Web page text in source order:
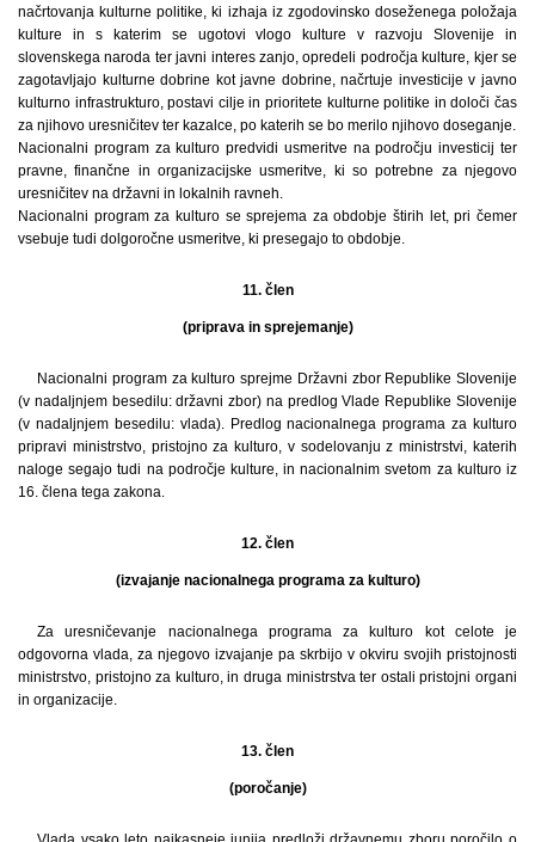
načrtovanja kulturne politike, ki izhaja iz zgodovinsko doseženega položaja
kulture in s katerim se ugotovi vlogo kulture v razvoju Slovenije in
slovenskega naroda ter javni interes zanjo, opredeli področja kulture, kjer se
zagotavljajo kulturne dobrine kot javne dobrine, načrtuje investicije v javno
kulturno infrastrukturo, postavi cilje in prioritete kulturne politike in določi čas
za njihovo uresničitev ter kazalce, po katerih se bo merilo njihovo doseganje.
Nacionalni program za kulturo predvidi usmeritve na področju investicij ter
pravne, finančne in organizacijske usmeritve, ki so potrebne za njegovo
uresničitev na državni in lokalnih ravneh.
Nacionalni program za kulturo se sprejema za obdobje štirih let, pri čemer
vsebuje tudi dolgoročne usmeritve, ki presegajo to obdobje.
11. člen
(priprava in sprejemanje)
Nacionalni program za kulturo sprejme Državni zbor Republike Slovenije
(v nadaljnjem besedilu: državni zbor) na predlog Vlade Republike Slovenije
(v nadaljnjem besedilu: vlada). Predlog nacionalnega programa za kulturo
pripravi ministrstvo, pristojno za kulturo, v sodelovanju z ministrstvi, katerih
naloge segajo tudi na področje kulture, in nacionalnim svetom za kulturo iz
16. člena tega zakona.
12. člen
(izvajanje nacionalnega programa za kulturo)
Za uresničevanje nacionalnega programa za kulturo kot celote je
odgovorna vlada, za njegovo izvajanje pa skrbijo v okviru svojih pristojnosti
ministrstvo, pristojno za kulturo, in druga ministrstva ter ostali pristojni organi
in organizacije.
13. člen
(poročanje)